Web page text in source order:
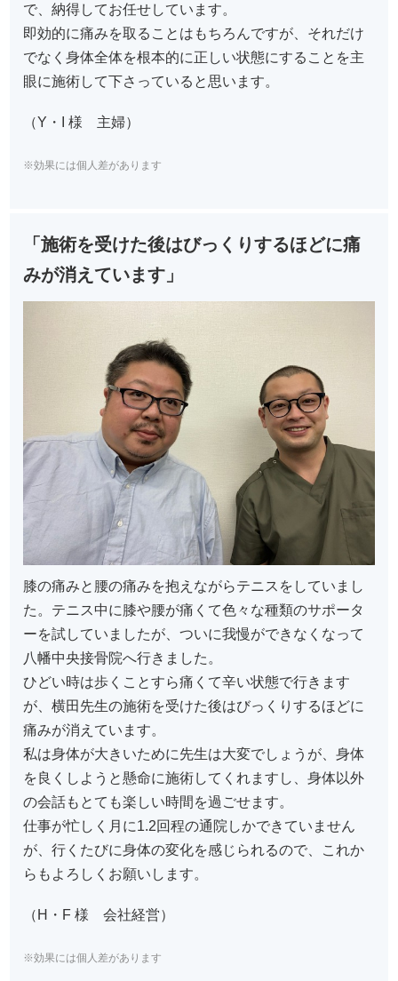
で、納得してお任せしています。
即効的に痛みを取ることはもちろんですが、それだけ
でなく身体全体を根本的に正しい状態にすることを主
眼に施術して下さっていると思います。
（Y・I 様 主婦）
※効果には個人差があります
「施術を受けた後はびっくりするほどに痛
みが消えています」
膝の痛みと腰の痛みを抱えながらテニスをしていまし
た。テニス中に膝や腰が痛くて色々な種類のサポータ
ーを試していましたが、ついに我慢ができなくなって
八幡中央接骨院へ行きました。
ひどい時は歩くことすら痛くて辛い状態で行きます
が、横田先生の施術を受けた後はびっくりするほどに
痛みが消えています。
私は身体が大きいために先生は大変でしょうが、身体
を良くしようと懸命に施術してくれますし、身体以外
の会話もとても楽しい時間を過ごせます。
仕事が忙しく月に1.2回程の通院しかできていません
が、行くたびに身体の変化を感じられるので、これか
らもよろしくお願いします。
（H・F 様 会社経営）
※効果には個人差があります